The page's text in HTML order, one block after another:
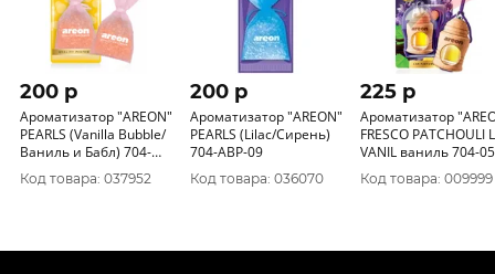
200 p
Ароматизатор "AREON"
PEARLS (Vanilla Bubble/
Ваниль и Бабл) 704-
ABР-08
Код товара: 037952
200 p
Ароматизатор "AREON"
PEARLS (Lilac/Сирень)
704-ABР-09
Код товара: 036070
225 p
Ароматизатор
FRESCO PATCHOULI
VANIL ваниль 704-
341
Код товара: 009999